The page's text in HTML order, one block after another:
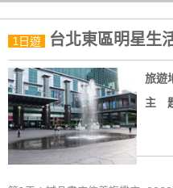
1日遊 台北東區明星生
旅遊
主